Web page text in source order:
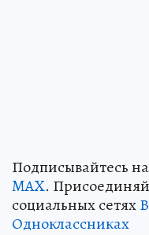
Подписывайтесь
MAX.
социальных сетях
Одноклассниках